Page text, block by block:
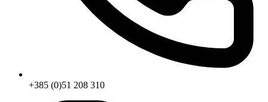
+385 (0)51 208 310